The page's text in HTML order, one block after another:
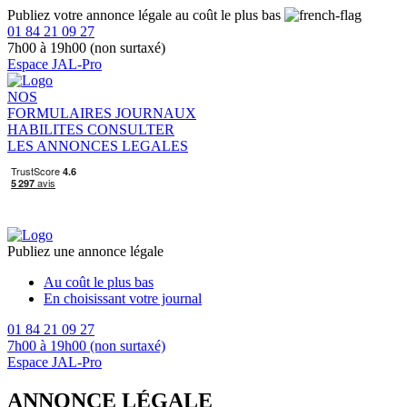
Publiez votre annonce légale au coût le plus bas
01 84 21 09 27
7h00 à 19h00 (non surtaxé)
Espace JAL-Pro
NOS
FORMULAIRES JOURNAUX
HABILITES CONSULTER
LES ANNONCES LEGALES
Publiez une annonce légale
Au coût le plus bas
En choisissant votre journal
01 84 21 09 27
7h00 à 19h00 (non surtaxé)
Espace JAL-Pro
ANNONCE LÉGALE